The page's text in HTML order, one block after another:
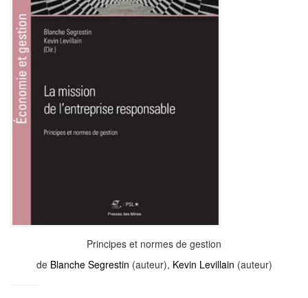
Principes et normes de gestion
de Blanche Segrestin (auteur), Kevin Levillain (auteur)